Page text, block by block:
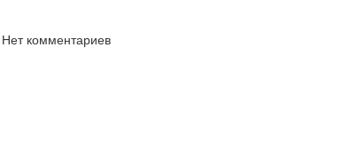
Нет комментариев